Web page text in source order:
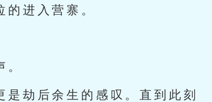
进入营寨。
劫后余生的感叹。直到此刻